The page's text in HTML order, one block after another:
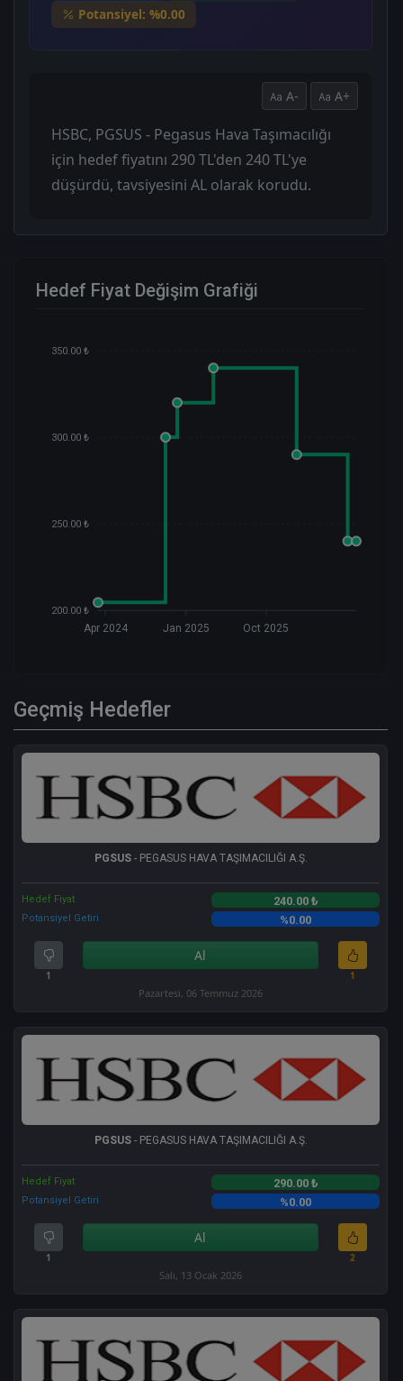
Potansiyel: %0.00
A- A+
HSBC, PGSUS - Pegasus Hava Taşımacılığı
için hedef fiyatını 290 TL'den 240 TL'ye
düşürdü, tavsiyesini AL olarak korudu.
Hedef Fiyat Değişim Grafiği
350.00 ₺
300.00 ₺
250.00 ₺
200.00 ₺
Apr 2024 Jan 2025 Oct 2025
Geçmiş Hedefler
PGSUS- PEGASUS HAVA TAŞIMACILIĞI A.Ş.
Hedef Fiyat 240.00 ₺
Potansiyel Getiri %0.00
1
Al
1
Pazartesi, 06 Temmuz 2026
PGSUS- PEGASUS HAVA TAŞIMACILIĞI A.Ş.
Hedef Fiyat 290.00 ₺
Potansiyel Getiri %0.00
1
Al
2
Salı, 13 Ocak 2026